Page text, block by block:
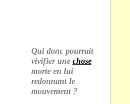
Qui donc pourrait
vivifier une chose
morte en lui
redonnant le
mouvement ?